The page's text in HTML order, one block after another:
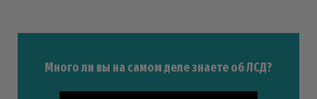
Много ли вы на самом деле знаете об ЛСД?